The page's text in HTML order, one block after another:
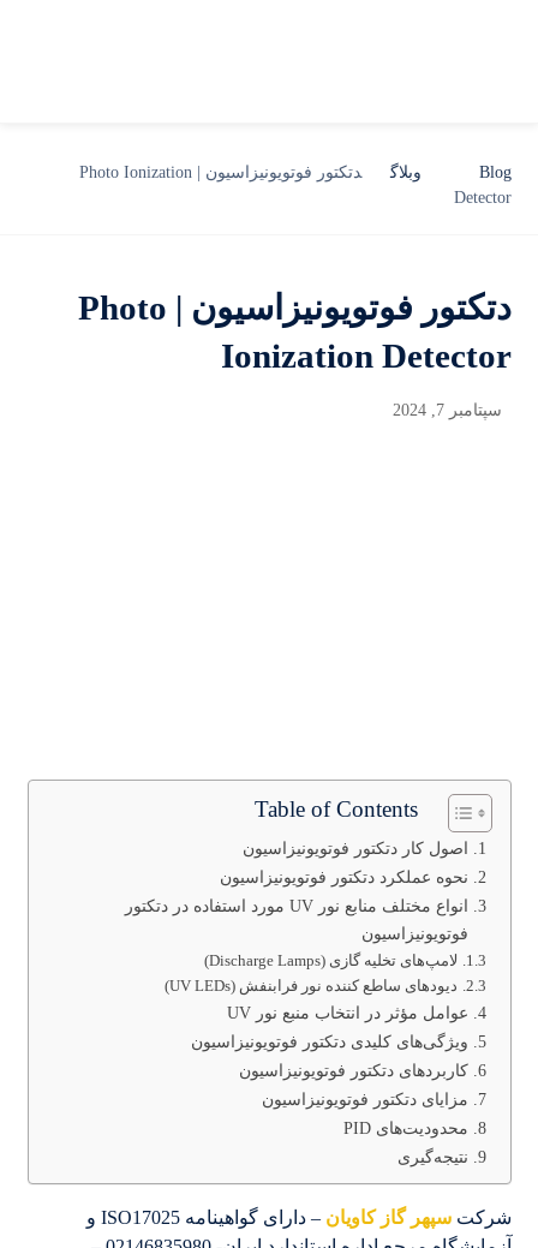
Blog وبلاگ
دتکتور فوتویونیزاسیون | Photo Ionization
Detector
دتکتور فوتویونیزاسیون | Photo
Ionization Detector
سپتامبر 7, 2024
Table of Contents
اصول کار دتکتور فوتویونیزاسیون
نحوه عملکرد دتکتور فوتویونیزاسیون
انواع مختلف منابع نور UV مورد استفاده در دتکتور
فوتویونیزاسیون
لامپ‌های تخلیه گازی (Discharge Lamps)
دیودهای ساطع کننده نور فرابنفش (UV LEDs)
عوامل مؤثر در انتخاب منبع نور UV
ویژگی‌های کلیدی دتکتور فوتویونیزاسیون
کاربردهای دتکتور فوتویونیزاسیون
مزایای دتکتور فوتویونیزاسیون
محدودیت‌های PID
نتیجه‌گیری
شرکتسپهر گاز کاویان
– دارای گواهینامه ISO17025 و